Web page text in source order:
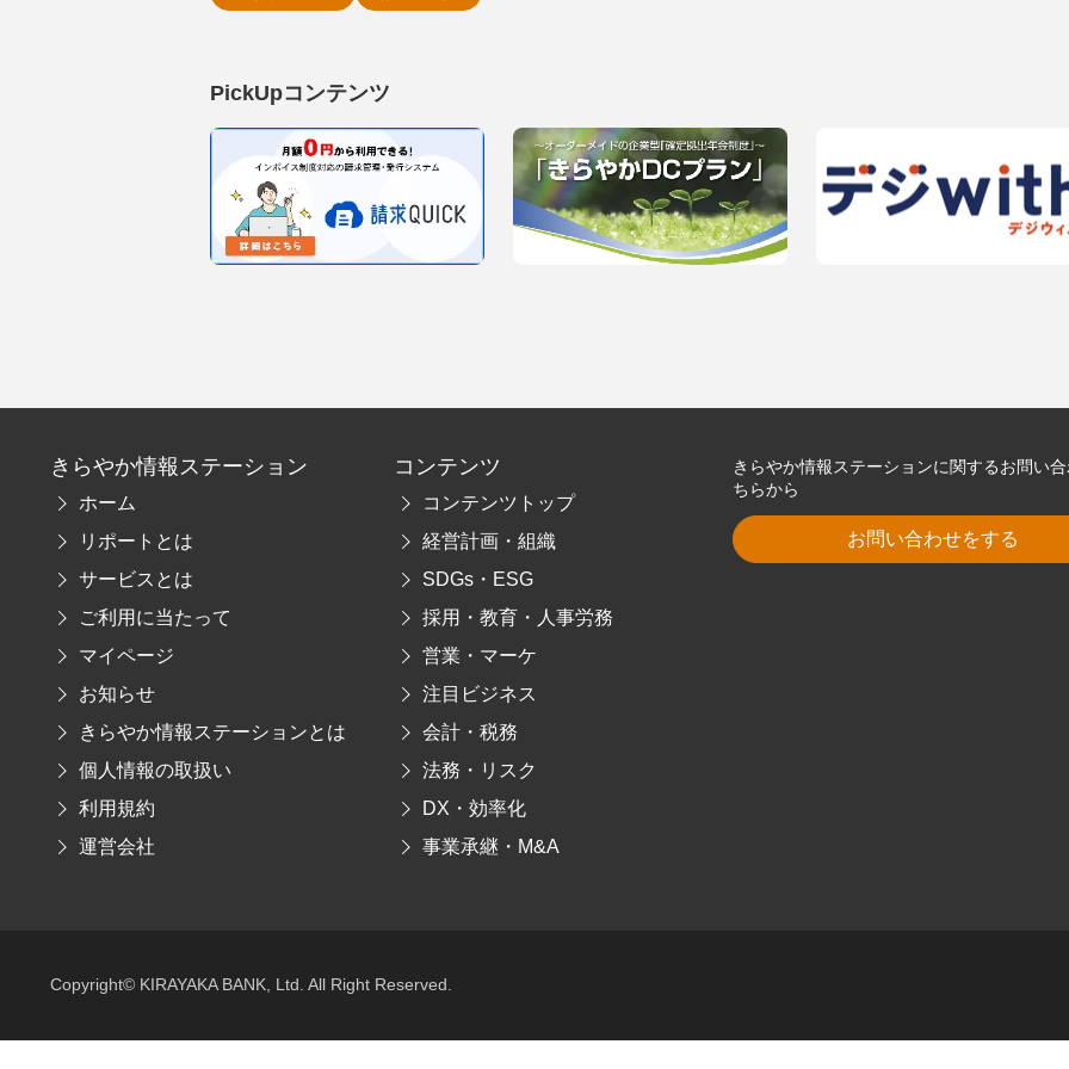
PickUpコンテンツ
きらやか情報ステーション
ホーム
リポートとは
サービスとは
ご利用に当たって
マイページ
お知らせ
きらやか情報ステーションとは
個人情報の取扱い
利用規約
運営会社
コンテンツ
コンテンツトップ
経営計画・組織
SDGs・ESG
採用・教育・人事労務
営業・マーケ
注目ビジネス
会計・税務
法務・リスク
DX・効率化
事業承継・M&A
きらやか情報ステーションに関するお問い
ちらから
お問い合わせをする
Copyright© KIRAYAKA BANK, Ltd. All Right Reserved.